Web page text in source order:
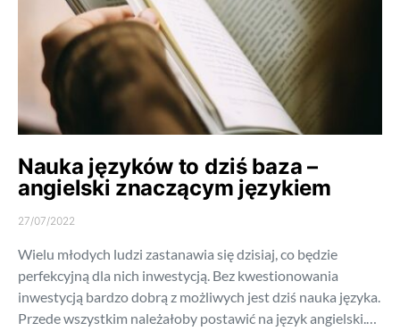
Nauka języków to dziś baza –
angielski znaczącym językiem
27/07/2022
Wielu młodych ludzi zastanawia się dzisiaj, co będzie
perfekcyjną dla nich inwestycją. Bez kwestionowania
inwestycją bardzo dobrą z możliwych jest dziś nauka języka.
Przede wszystkim należałoby postawić na język angielski.…